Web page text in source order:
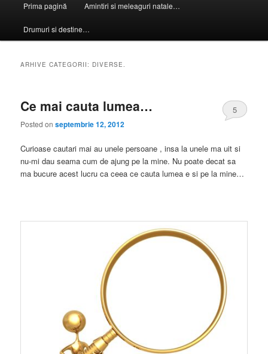
principal
Prima pagină Amintiri si meleaguri natale…
Drumuri si destine…
ARHIVE CATEGORII: DIVERSE.
Ce mai cauta lumea…
Posted onseptembrie 12, 2012
5
Curioase cautari mai au unele persoane , insa la unele ma uit si
nu-mi dau seama cum de ajung pe la mine. Nu poate decat sa
ma bucure acest lucru ca ceea ce cauta lumea e si pe la mine…